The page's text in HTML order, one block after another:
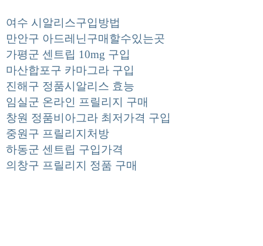
여수 시알­리스구입방법
만안구 아드레닌구매할수있는곳
가평군 센트립 10mg 구입
마산합포구 카마그라 구입
진해구 정품시알­리스 효능
임실군 온라인 프릴리지 구매
창원 정품비아그라 최저가격 구입
중원구 프릴리지처방
하동군 센트립 구입가격
의창구 프릴리지 정품 구매